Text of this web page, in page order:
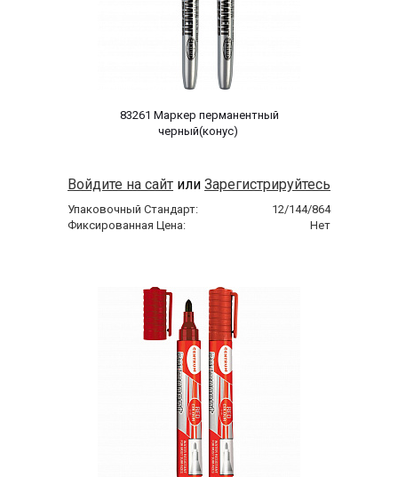
83261 Маркер перманентный
Войдите на сайт или Зарегистрируйтесь
Упаковочный Стандарт:
12/144/864
Фиксированная Цена:
Нет